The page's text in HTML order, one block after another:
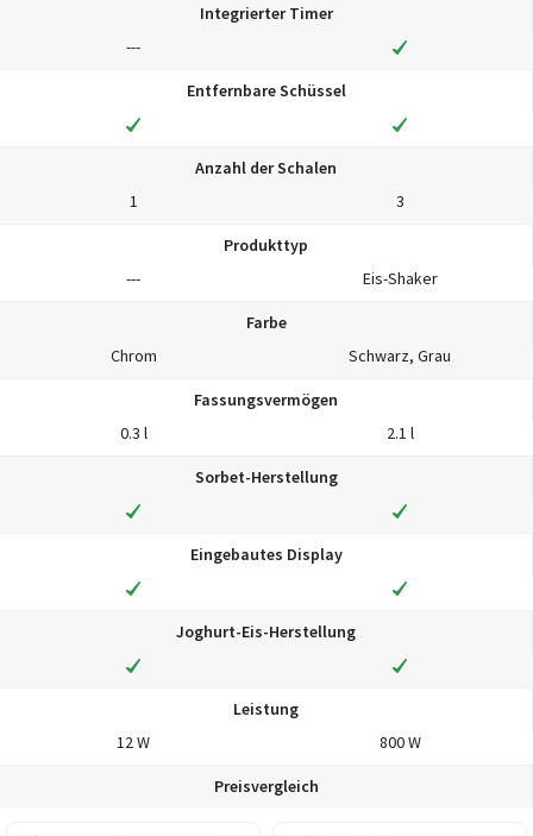
Integrierter Timer
---
Entfernbare Schüssel
Anzahl der Schalen
1
3
Produkttyp
---
Eis-Shaker
Farbe
Chrom
Schwarz, Grau
Fassungsvermögen
0.3 l
2.1 l
Sorbet-Herstellung
Eingebautes Display
Joghurt-Eis-Herstellung
Leistung
12 W
800 W
Preisvergleich